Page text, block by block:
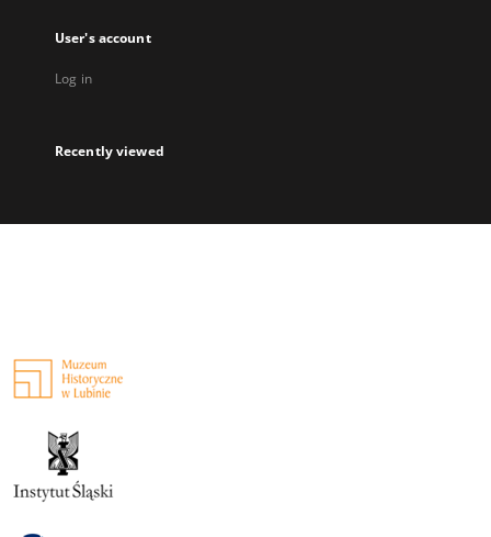
User's account
Log in
Recently viewed